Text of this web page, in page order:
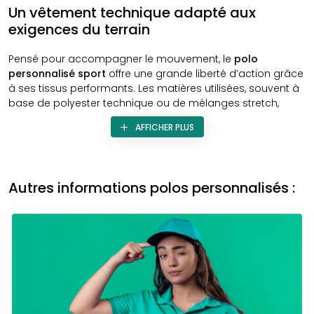
Un vêtement technique adapté aux
exigences du terrain
Pensé pour accompagner le mouvement, le polo
personnalisé sport offre une grande liberté d’action grâce
à ses tissus performants. Les matières utilisées, souvent à
base de polyester technique ou de mélanges stretch,
garantissent une régulation optimale de la température
corporelle. Elles évacuent efficacement l’humidité,
tous les événements où le confort doit rimer avec
, tout en étant performant sur le plan
technique, conserve une coupe soignée et structurée. Il se
porte aussi bien en entraînement qu’en situation de
représentation, ce qui en fait un outil textile doublement
pertinent. Il devient un véritable prolongement de votre
identité, utile pour dynamiser une équipe, renforcer la
AFFICHER PLUS
Autres informations polos personnalisés :